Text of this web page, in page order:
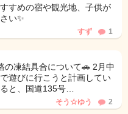
すめの宿や観光地、子供が
い✨
すず 1
の凍結具合について🚗 2月中
遊びに行こうと計画してい
と、国道135号…
そう☆ゆう 2